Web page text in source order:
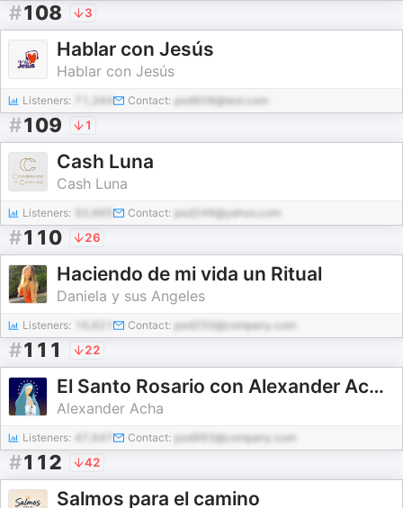
#108 3
Hablar con Jesús
Hablar con Jesús
Listeners: 71,344 Contact: pod608@test.com
#109 1
Cash Luna
Cash Luna
Listeners: Contact: pod249@yahoo.com
#110 26
Haciendo de mi vida un Ritual
Daniela y sus Angeles
Listeners: Contact: pod250@company.com
#111 22
El Santo Rosario con Alexander Acha y Emmanuel
Alexander Acha
Listeners: 47,647 Contact: pod993@company.com
#112 42
Salmos para el camino